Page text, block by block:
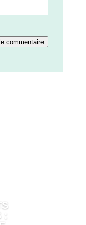
commentaire
: